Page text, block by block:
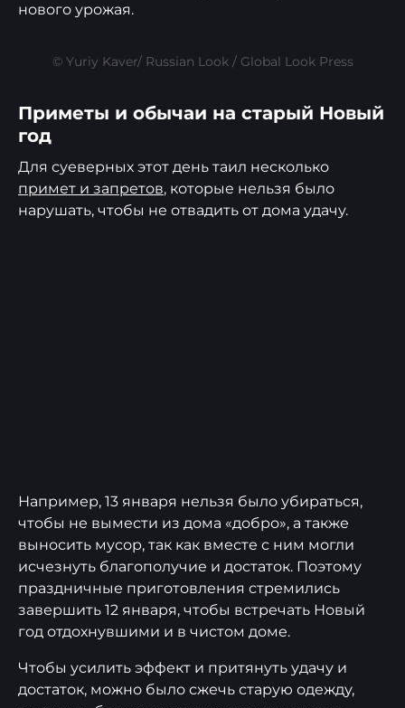
нового урожая.
© Yuriy Kaver/ Russian Look / Global Look Press
Приметы и обычаи на старый Новый
год
Для суеверных этот день таил несколько
примет и запретов, которые нельзя было
нарушать, чтобы не отвадить от дома удачу.
Например, 13 января нельзя было убираться,
чтобы не вымести из дома «добро», а также
выносить мусор, так как вместе с ним могли
исчезнуть благополучие и достаток. Поэтому
праздничные приготовления стремились
завершить 12 января, чтобы встречать Новый
год отдохнувшими и в чистом доме.
Чтобы усилить эффект и притянуть удачу и
достаток, можно было сжечь старую одежду,